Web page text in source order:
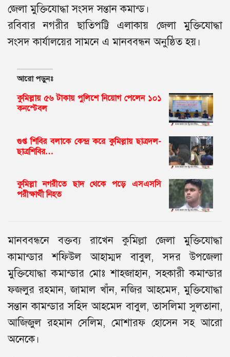
জেলা মুক্তিযোদ্ধা সংসদ সন্তান কমান্ড।
রবিবার নগরীর ছাতিপট্টি এলাকায় জেলা মুক্তিযোদ্ধা
সংসদ কার্যালয়ের সামনে এ মানববন্ধন অনুষ্ঠিত হয়।
আরো পড়ুনঃ
কুমিল্লায় ৫৬ টাকায় পুলিশে নিয়োগ পেলেন ১০১
কনস্টেবল
গুপ্ত শিবির বলাকে কেন্দ্র করে কুমিল্লায় ছাত্রদল-
ছাত্রশিবির…
কুমিল্লা নগরীতে ছাদ থেকে পড়ে এসএসসি
পরীক্ষার্থী নিহত
মানববন্ধনে বক্তব্য রাখেন কুমিল্লা জেলা মুক্তিযোদ্ধা
কামান্ডার শফিউল আহাম্মদ বাবুল, সদর উপজেলা
মুক্তিযোদ্ধা কমান্ডার মোঃ শাহজাহান, সহকারী কমান্ডার
ফজলুর রহমান, জামাল খাঁন, নজির আহমেদ, মুক্তিযোদ্ধা
সন্তান কামন্ডার সহিদ আহমেদ বাবুল, তাসলিমা সুলতানা,
আজিজুল রহমান সেলিম, মোশারফ হোসেন সহ আরো
অনেকে।